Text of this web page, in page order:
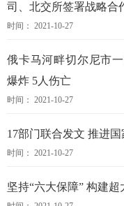
司、北交所签署战略合
时间： 2021-10-27
俄卡马河畔切尔尼市
爆炸 5人伤亡
时间： 2021-10-27
17部门联合发文 推进
时间： 2021-10-27
坚持“六大保障” 构建